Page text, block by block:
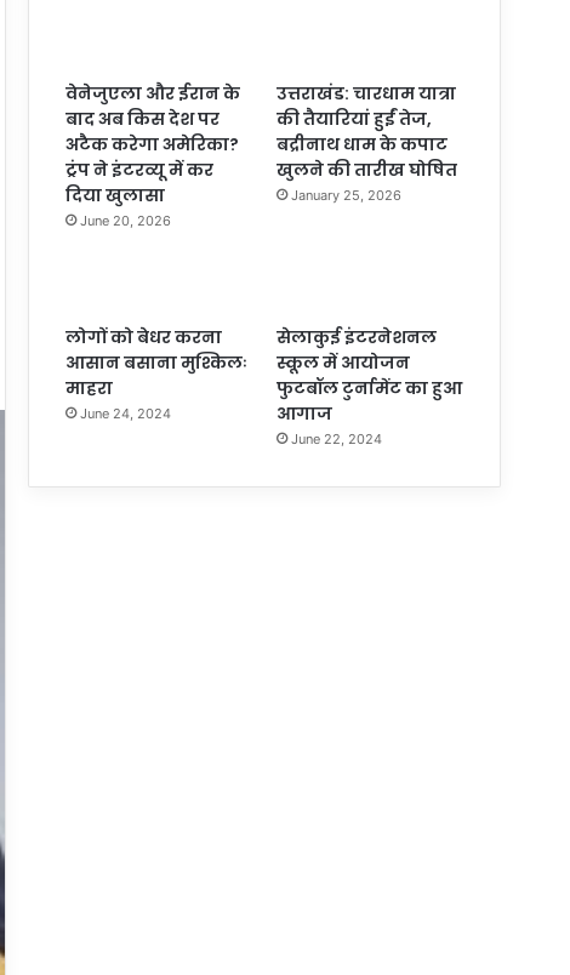
वेनेजुएला और ईरान के
बाद अब किस देश पर
अटैक करेगा अमेरिका?
ट्रंप ने इंटरव्यू में कर
दिया खुलासा
June 20, 2026
उत्तराखंड: चारधाम यात्रा
की तैयारियां हुईं तेज,
बद्रीनाथ धाम के कपाट
खुलने की तारीख घोषित
January 25, 2026
लोगों को बेधर करना
आसान बसाना मुश्किलः
माहरा
June 24, 2024
सेलाकुई इंटरनेशनल
स्कूल में आयोजन
फुटबॉल टुर्नामेंट का हुआ
आगाज
June 22, 2024